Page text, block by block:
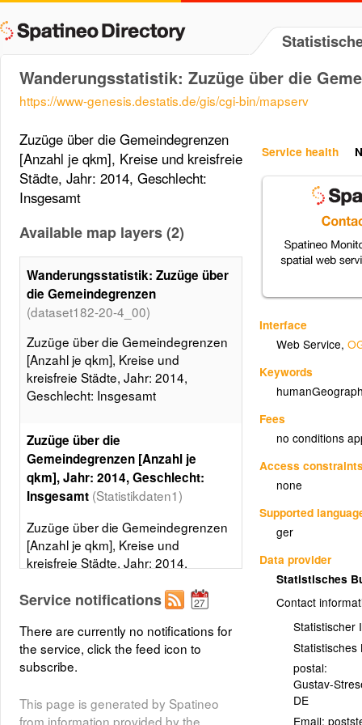
Wanderungsstatistik: Zuzüge über die
https://www-genesis.destatis.de/gis/cgi-bin/mapserv
Service health
Interface
Web Service,
Keywords
Fees
no conditions
Access
none
Supported
ger
Data provider
Statistisches
Contact
Statistischer
Statistisches
postal:
Gustav-
DE
Email:
Zuzüge über die Gemeindegrenzen
[Anzahl je qkm], Kreise und kreisfreie
Städte, Jahr: 2014, Geschlecht:
Insgesamt
Available map layers (2)
Wanderungsstatistik: Zuzüge über
die Gemeindegrenzen
(dataset182-20-4_00)
Zuzüge über die Gemeindegrenzen
[Anzahl je qkm], Kreise und
kreisfreie Städte, Jahr: 2014,
Geschlecht: Insgesamt
Zuzüge über die
Gemeindegrenzen [Anzahl je
qkm], Jahr: 2014, Geschlecht:
Insgesamt (Statistikdaten1)
Zuzüge über die Gemeindegrenzen
[Anzahl je qkm], Kreise und
kreisfreie Städte, Jahr: 2014,
Gleiche Besetzungen
Layer metadata (xml)
Service notifications
There are currently no notifications for
the service, click the feed icon to
subscribe.
This page is generated by Spatineo
from information provided by the